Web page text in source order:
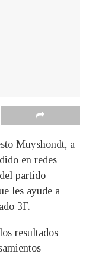
Muyshondt, a
en redes
partido
les ayude a
3F.
resultados